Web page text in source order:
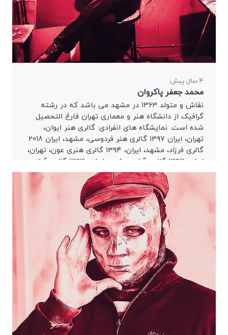
4 سال پیش
محمد جعفر پاکروان
نقاش و متولد 1363 در مشهد می باشد که در رشته
گرافیک از دانشگاه هنر و معماری تهران فارغ التحصیل
شده است. نمایشگاه های انفرادی: گالری هنر ایوان،
تهران، ایران ۱۳۹۷ گالری هنر فردوسی، مشهد، ایران 2018
گالری فرزاد، مشهد، ایران، ۱۳۹۴ گالری هنری عون، تهران،
ایران، ۱۳۹۳ گالری آبان، مشهد، ایران، ۱۳۹۳ گالری آرته،
[…]